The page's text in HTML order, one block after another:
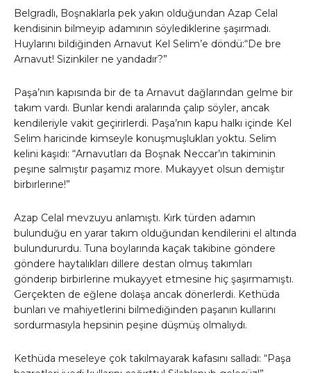
Belgradlı, Boşnaklarla pek yakın olduğundan Azap Celal
kendisinin bilmeyip adamının söylediklerine şaşırmadı.
Huylarını bildiğinden Arnavut Kel Selim’e döndü:“De bre
Arnavut! Sizinkiler ne yandadır?”
Paşa’nın kapısında bir de ta Arnavut dağlarından gelme bir
takım vardı. Bunlar kendi aralarında çalıp söyler, ancak
kendileriyle vakit geçirirlerdi. Paşa’nın kapu halkı içinde Kel
Selim haricinde kimseyle konuşmuşlukları yoktu. Selim
kelini kaşıdı: “Arnavutları da Boşnak Neccar’ın takiminin
peşıne salmıştır paşamız more. Mukayyet olsun demiştır
birbırlerıne!”
Azap Celal mevzuyu anlamıştı. Kırk türden adamın
bulunduğu en yarar takım olduğundan kendilerini el altında
bulundururdu. Tuna boylarında kaçak takibine göndere
göndere haytalıkları dillere destan olmuş takımları
gönderip birbirlerine mukayyet etmesine hiç şaşırmamıştı.
Gerçekten de eğlene dolaşa ancak dönerlerdi. Kethüda
bunları ve mahiyetlerini bilmediğinden paşanın kullarını
sordurmasıyla hepsinin peşine düşmüş olmalıydı.
Kethüda meseleye çok takılmayarak kafasını salladı: “Paşa